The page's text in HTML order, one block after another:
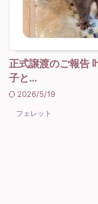
正式譲渡のご報告
子と…
2026/5/19
フェレット